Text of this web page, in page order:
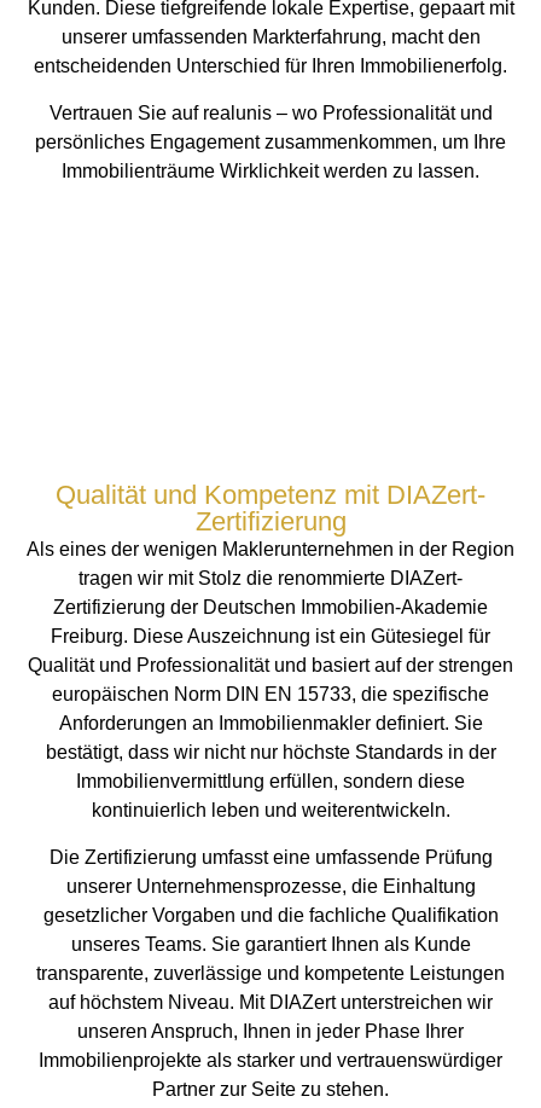
Kunden. Diese tiefgreifende lokale Expertise, gepaart mit
unserer umfassenden Markterfahrung, macht den
entscheidenden Unterschied für Ihren Immobilienerfolg.
Vertrauen Sie auf realunis – wo Professionalität und
persönliches Engagement zusammenkommen, um Ihre
Immobilienträume Wirklichkeit werden zu lassen.
Qualität und Kompetenz mit DIAZert-
Zertifizierung
Als eines der wenigen Maklerunternehmen in der Region
tragen wir mit Stolz die renommierte DIAZert-
Zertifizierung der Deutschen Immobilien-Akademie
Freiburg. Diese Auszeichnung ist ein Gütesiegel für
Qualität und Professionalität und basiert auf der strengen
europäischen Norm DIN EN 15733, die spezifische
Anforderungen an Immobilienmakler definiert. Sie
bestätigt, dass wir nicht nur höchste Standards in der
Immobilienvermittlung erfüllen, sondern diese
kontinuierlich leben und weiterentwickeln.
Die Zertifizierung umfasst eine umfassende Prüfung
unserer Unternehmensprozesse, die Einhaltung
gesetzlicher Vorgaben und die fachliche Qualifikation
unseres Teams. Sie garantiert Ihnen als Kunde
transparente, zuverlässige und kompetente Leistungen
auf höchstem Niveau. Mit DIAZert unterstreichen wir
unseren Anspruch, Ihnen in jeder Phase Ihrer
Immobilienprojekte als starker und vertrauenswürdiger
Partner zur Seite zu stehen.